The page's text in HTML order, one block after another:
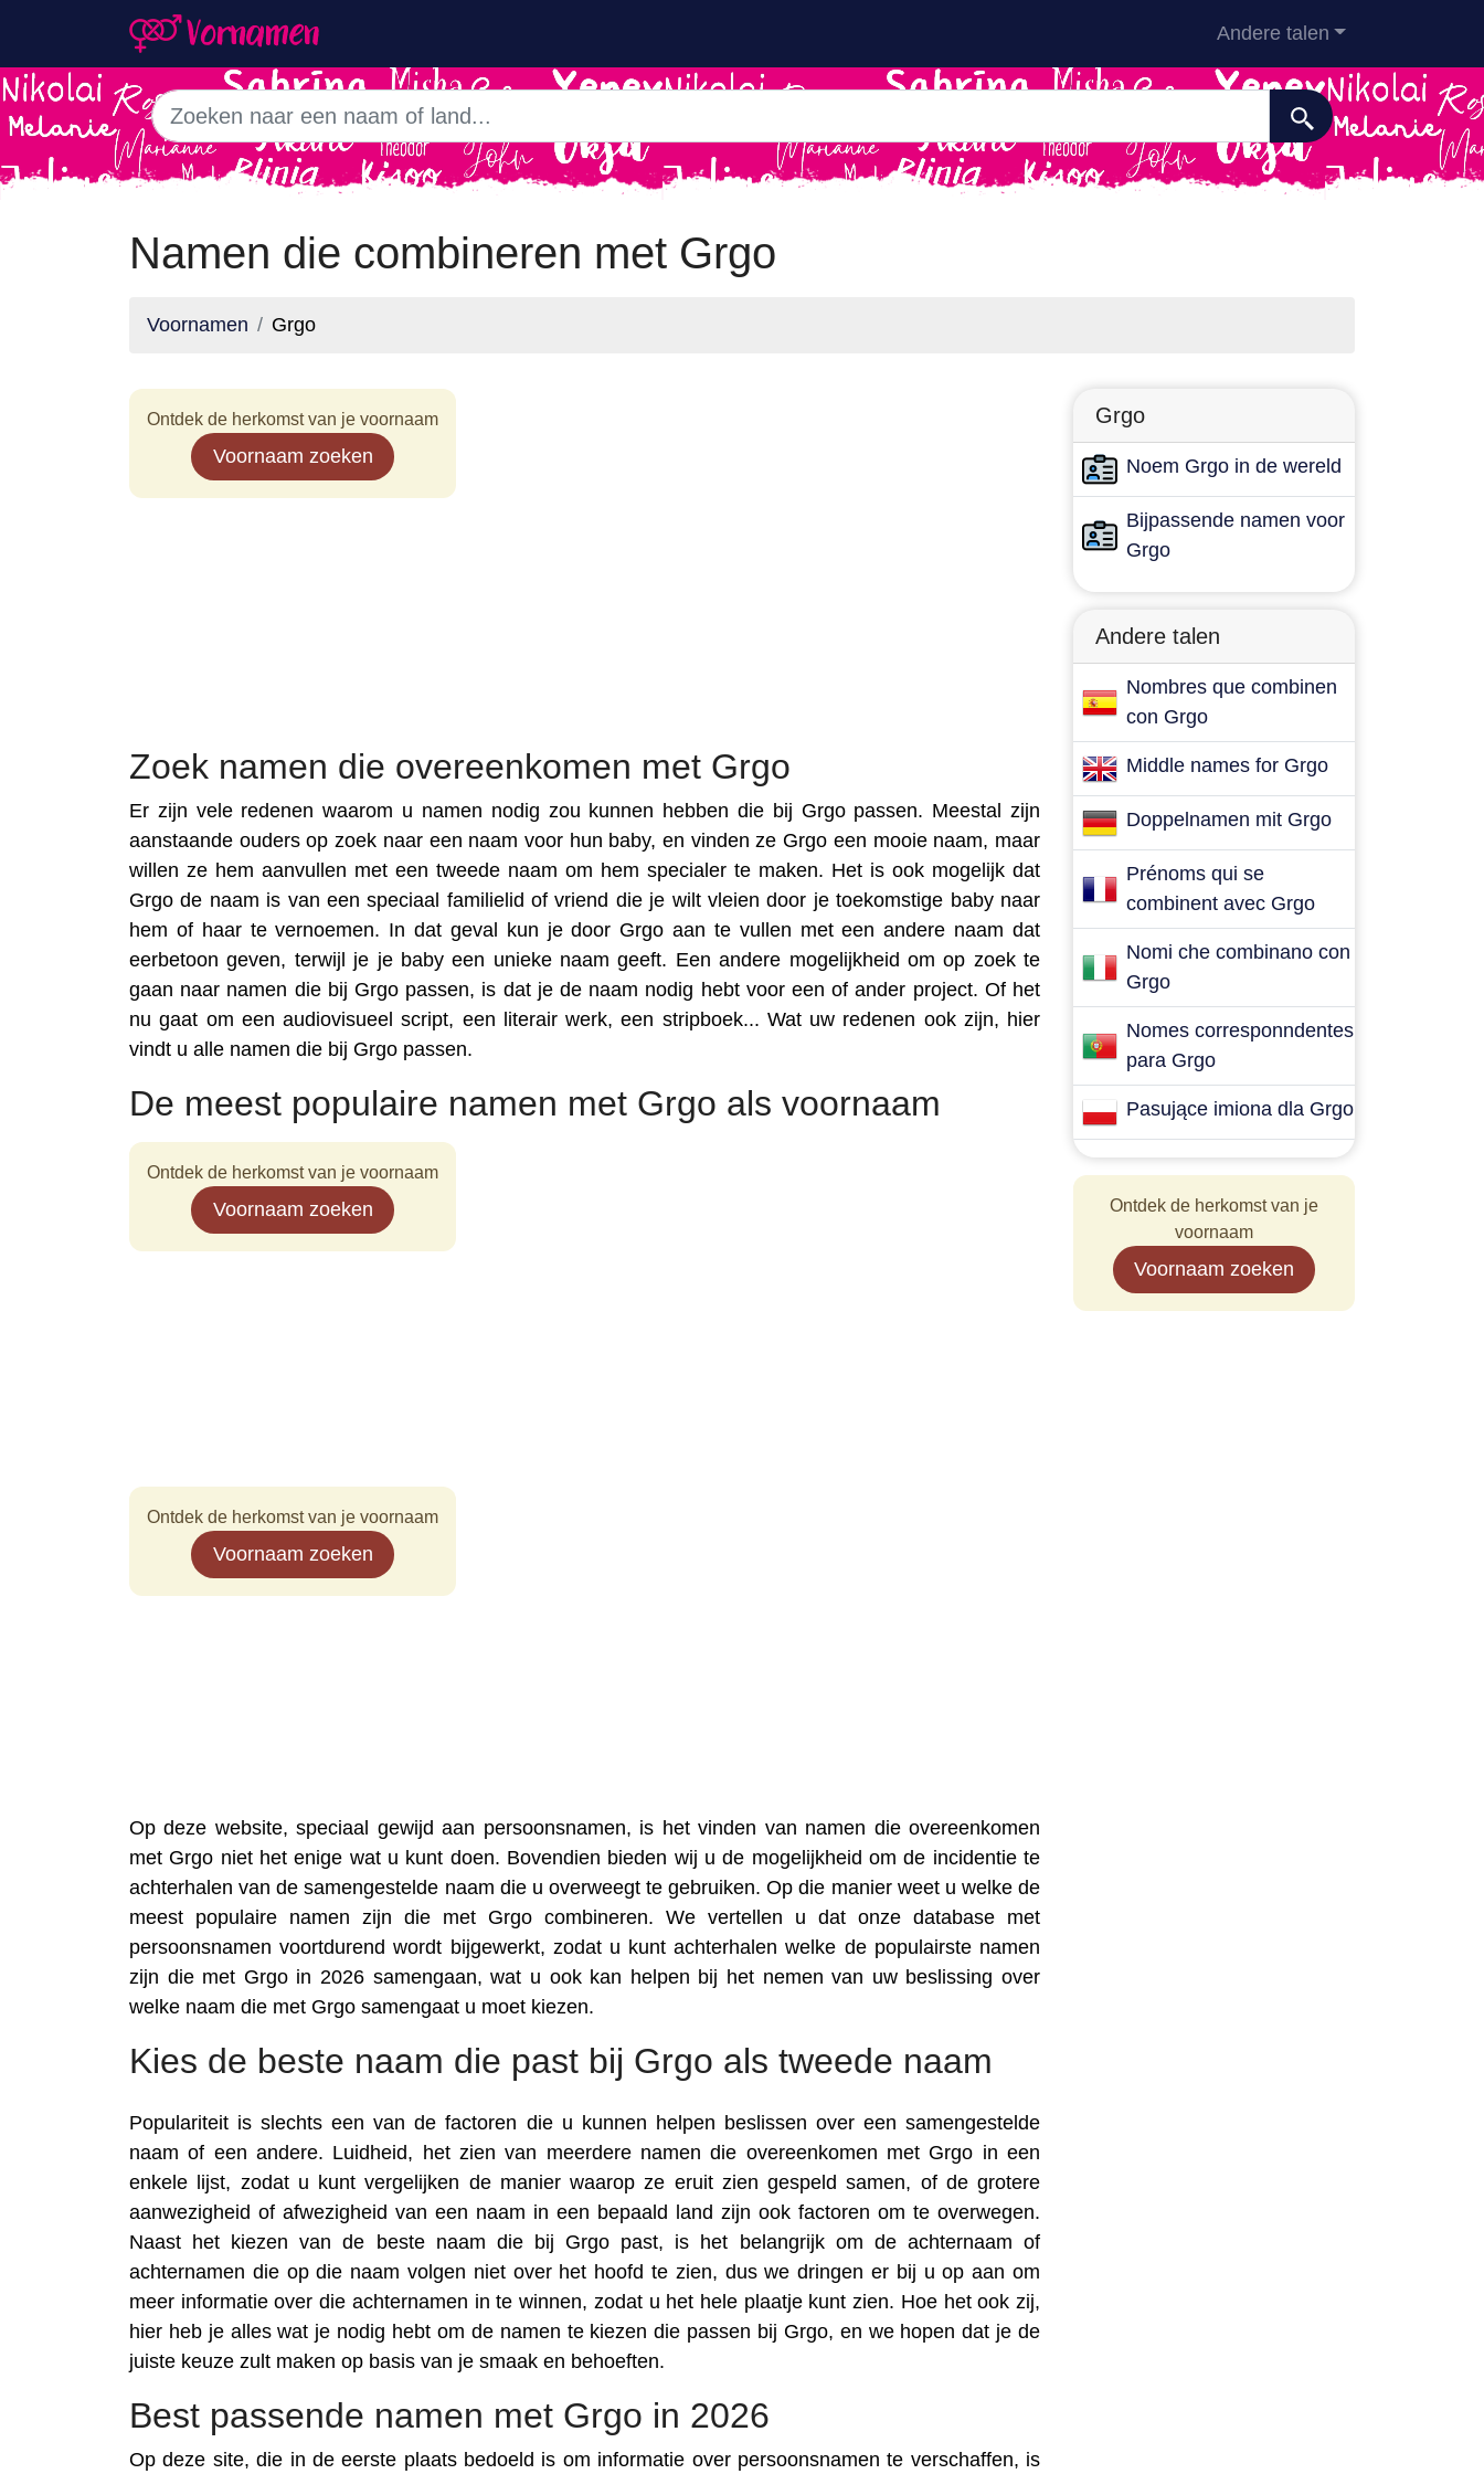
Andere talen
Namen die combineren met Grgo
Voornamen Grgo
Ontdek de herkomst van je voornaam
Voornaam zoeken
Zoek namen die overeenkomen met Grgo
Er zijn vele redenen waarom u namen nodig zou kunnen hebben die bij Grgo passen. Meestal zijn
aanstaande ouders op zoek naar een naam voor hun baby, en vinden ze Grgo een mooie naam, maar
willen ze hem aanvullen met een tweede naam om hem specialer te maken. Het is ook mogelijk dat
Grgo de naam is van een speciaal familielid of vriend die je wilt vleien door je toekomstige baby naar
hem of haar te vernoemen. In dat geval kun je door Grgo aan te vullen met een andere naam dat
eerbetoon geven, terwijl je je baby een unieke naam geeft. Een andere mogelijkheid om op zoek te
gaan naar namen die bij Grgo passen, is dat je de naam nodig hebt voor een of ander project. Of het
nu gaat om een audiovisueel script, een literair werk, een stripboek... Wat uw redenen ook zijn, hier
vindt u alle namen die bij Grgo passen.
De meest populaire namen met Grgo als voornaam
Ontdek de herkomst van je voornaam
Voornaam zoeken
Ontdek de herkomst van je voornaam
Voornaam zoeken
Op deze website, speciaal gewijd aan persoonsnamen, is het vinden van namen die overeenkomen
met Grgo niet het enige wat u kunt doen. Bovendien bieden wij u de mogelijkheid om de incidentie te
achterhalen van de samengestelde naam die u overweegt te gebruiken. Op die manier weet u welke de
meest populaire namen zijn die met Grgo combineren. We vertellen u dat onze database met
persoonsnamen voortdurend wordt bijgewerkt, zodat u kunt achterhalen welke de populairste namen
zijn die met Grgo in 2026 samengaan, wat u ook kan helpen bij het nemen van uw beslissing over
welke naam die met Grgo samengaat u moet kiezen.
Kies de beste naam die past bij Grgo als tweede naam
Populariteit is slechts een van de factoren die u kunnen helpen beslissen over een samengestelde
naam of een andere. Luidheid, het zien van meerdere namen die overeenkomen met Grgo in een
enkele lijst, zodat u kunt vergelijken de manier waarop ze eruit zien gespeld samen, of de grotere
aanwezigheid of afwezigheid van een naam in een bepaald land zijn ook factoren om te overwegen.
Naast het kiezen van de beste naam die bij Grgo past, is het belangrijk om de achternaam of
achternamen die op die naam volgen niet over het hoofd te zien, dus we dringen er bij u op aan om
meer informatie over die achternamen in te winnen, zodat u het hele plaatje kunt zien. Hoe het ook zij,
hier heb je alles wat je nodig hebt om de namen te kiezen die passen bij Grgo, en we hopen dat je de
juiste keuze zult maken op basis van je smaak en behoeften.
Best passende namen met Grgo in 2026
Op deze site, die in de eerste plaats bedoeld is om informatie over persoonsnamen te verschaffen, is
Grgo
Noem Grgo in de wereld
Bijpassende namen voor
Grgo
Andere talen
Nombres que combinen
con Grgo
Middle names for Grgo
Doppelnamen mit Grgo
Prénoms qui se
combinent avec Grgo
Nomi che combinano con
Grgo
Nomes corresponndentes
para Grgo
Pasujące imiona dla Grgo
Ontdek de herkomst van je
voornaam
Voornaam zoeken